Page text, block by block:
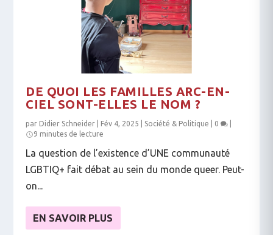
DE QUOI LES FAMILLES ARC-EN-
CIEL SONT-ELLES LE NOM ?
par Didier Schneider Fév 4, 2025 Société & Politique 0
9 minutes de lecture
La question de l’existence d’UNE communauté
LGBTIQ+ fait débat au sein du monde queer. Peut-
on...
EN SAVOIR PLUS